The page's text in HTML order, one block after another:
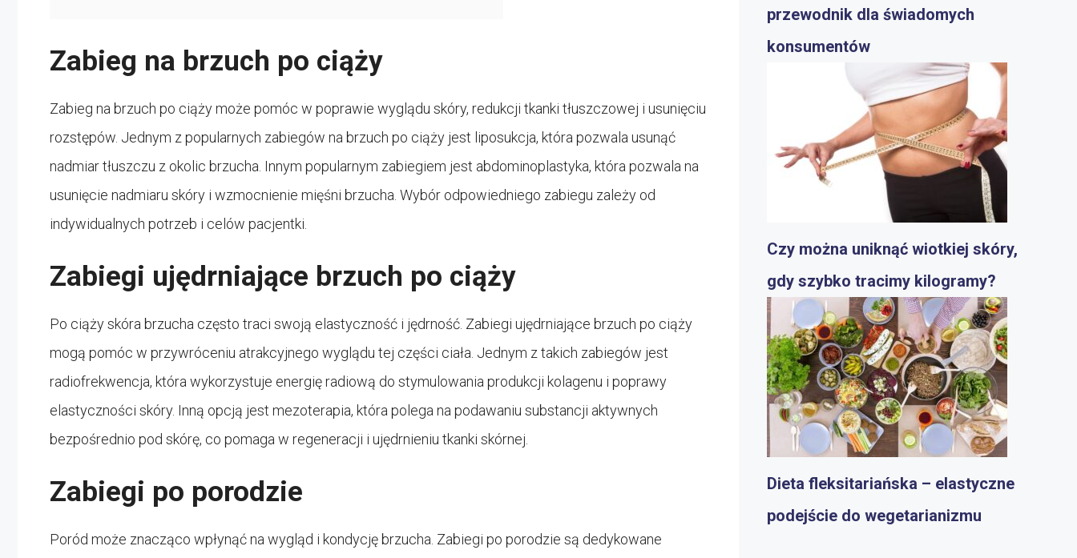
Zabieg na brzuch po ciąży
Zabieg na brzuch po ciąży może pomóc w poprawie wyglądu skóry, redukcji tkanki tłuszczowej i usunięciu
rozstępów. Jednym z popularnych zabiegów na brzuch po ciąży jest liposukcja, która pozwala usunąć
nadmiar tłuszczu z okolic brzucha. Innym popularnym zabiegiem jest abdominoplastyka, która pozwala na
usunięcie nadmiaru skóry i wzmocnienie mięśni brzucha. Wybór odpowiedniego zabiegu zależy od
indywidualnych potrzeb i celów pacjentki.
Zabiegi ujędrniające brzuch po ciąży
Po ciąży skóra brzucha często traci swoją elastyczność i jędrność. Zabiegi ujędrniające brzuch po ciąży
mogą pomóc w przywróceniu atrakcyjnego wyglądu tej części ciała. Jednym z takich zabiegów jest
radiofrekwencja, która wykorzystuje energię radiową do stymulowania produkcji kolagenu i poprawy
elastyczności skóry. Inną opcją jest mezoterapia, która polega na podawaniu substancji aktywnych
bezpośrednio pod skórę, co pomaga w regeneracji i ujędrnieniu tkanki skórnej.
Zabiegi po porodzie
Poród może znacząco wpłynąć na wygląd i kondycję brzucha. Zabiegi po porodzie są dedykowane
przewodnik dla świadomych
konsumentów
Czy można uniknąć wiotkiej skóry,
gdy szybko tracimy kilogramy?
Dieta fleksitariańska – elastyczne
podejście do wegetarianizmu